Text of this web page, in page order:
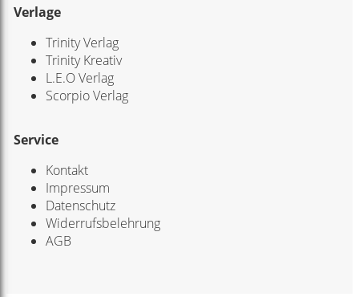
Verlage
Trinity Verlag
Trinity Kreativ
L.E.O Verlag
Scorpio Verlag
Service
Kontakt
Impressum
Datenschutz
Widerrufsbelehrung
AGB